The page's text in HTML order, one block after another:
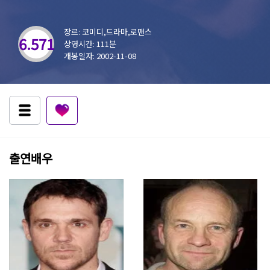
6.571
장르: 코미디,드라마,로맨스
상영시간: 111분
개봉일자: 2002-11-08
출연배우